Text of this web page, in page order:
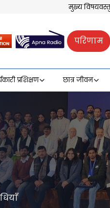
मुख्य
परिणाम
प्रशिक्षण छात्र जीवन